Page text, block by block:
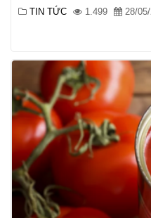
TIN TỨC 1.499 28/